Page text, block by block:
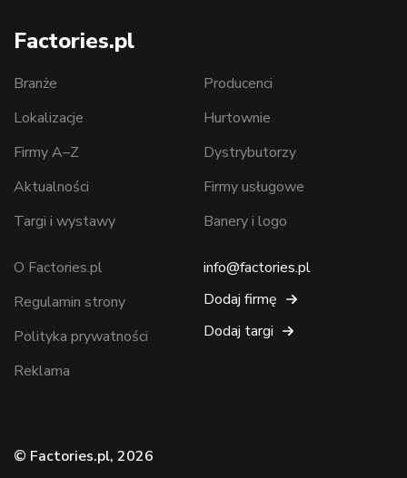
Factories.pl
Branże
Lokalizacje
Firmy A–Z
Aktualności
Targi i wystawy
Producenci
Hurtownie
Dystrybutorzy
Firmy usługowe
Banery i logo
O Factories.pl
Regulamin strony
Polityka prywatności
Reklama
info@factories.pl
Dodaj firmę
Dodaj targi
© Factories.pl, 2026